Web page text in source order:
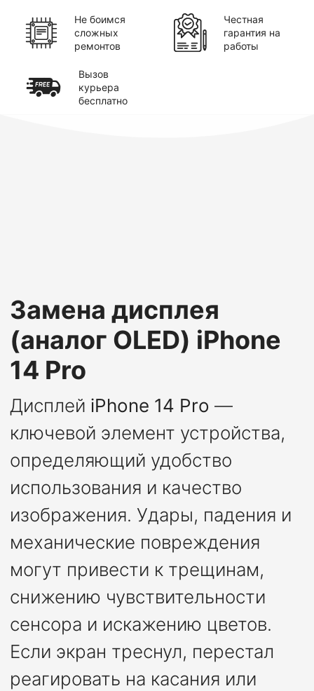
Не боимся
сложных
ремонтов
Честная
гарантия на
работы
Вызов
курьера
бесплатно
Замена дисплея
(аналог OLED) iPhone
14 Pro
Дисплей iPhone 14 Pro —
ключевой элемент устройства,
определяющий удобство
использования и качество
изображения. Удары, падения и
механические повреждения
могут привести к трещинам,
снижению чувствительности
сенсора и искажению цветов.
Если экран треснул, перестал
реагировать на касания или